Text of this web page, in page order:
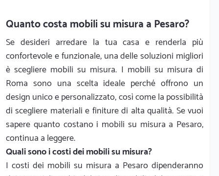
Quanto costa mobili su misura a Pesaro?
Se desideri arredare la tua casa e renderla più
confortevole e funzionale, una delle soluzioni migliori
è scegliere mobili su misura. I mobili su misura di
Roma sono una scelta ideale perché offrono un
design unico e personalizzato, così come la possibilità
di scegliere materiali e finiture di alta qualità. Se vuoi
sapere quanto costano i mobili su misura a Pesaro,
continua a leggere.
Quali sono i costi dei mobili su misura?
I costi dei mobili su misura a Pesaro dipenderanno